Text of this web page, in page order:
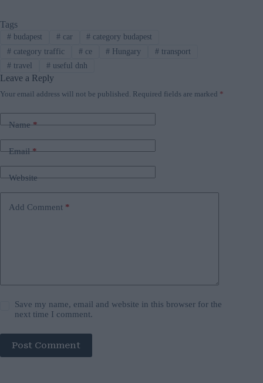
Tags
#budapest #car # category budapest
#category traffic #ce # Hungary # transport
#travel #useful dnh
Leave a Reply
Your email address will not be published. Required fields are marked *
Name*
Email*
Website
Add Comment *
Save my name, email and website in this browser for the
next time I comment.
Post Comment